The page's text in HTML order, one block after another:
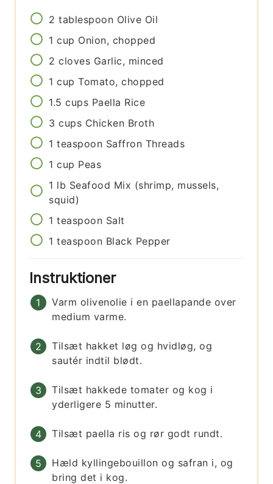
2 tablespoon Olive Oil
1 cup Onion, chopped
2 cloves Garlic, minced
1 cup Tomato, chopped
1.5 cups Paella Rice
3 cups Chicken Broth
1 teaspoon Saffron Threads
1 cup Peas
1 lb Seafood Mix (shrimp, mussels,
squid)
1 teaspoon Salt
1 teaspoon Black Pepper
Instruktioner
Varm olivenolie i en paellapande over
medium varme.
Tilsæt hakket løg og hvidløg, og
sautér indtil blødt.
Tilsæt hakkede tomater og kog i
yderligere 5 minutter.
Tilsæt paella ris og rør godt rundt.
Hæld kyllingebouillon og safran i, og
bring det i kog.